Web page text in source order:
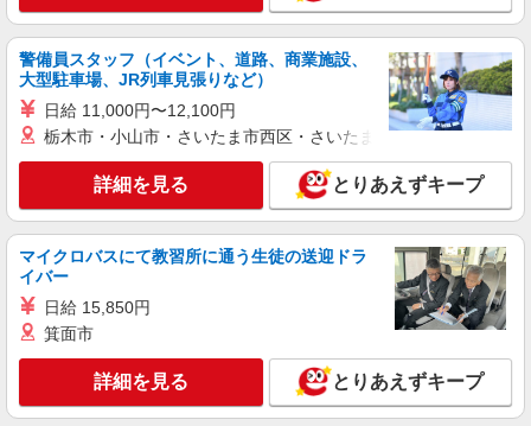
キープ 詳細を見る
株式会社魚国総本社
老人介護施設の調理員さん
日給月給220,000円〜 ＊試用期間あり：2ヶ月
（同条件）
島根県出雲市大社町中荒木恵比須1745-2（複合
型高齢者福祉施設）
キープ 詳細を見る
マックスバリュ 塩冶店
スーパーのお魚売場スタッフ
警備員スタッフ（イベント、道路、商業施設、
大型駐車場、JR列車見張りなど）
日給 11,000円〜12,100円
栃木市・小山市・さいたま市西区・さいたま市岩槻区・久喜市・
詳細を見る とりあえずキープ
マイクロバスにて教習所に通う生徒の送迎ドラ
イバー
日給 15,850円
箕面市
詳細を見る とりあえずキープ